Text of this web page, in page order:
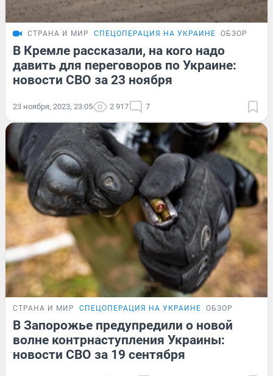
СТРАНА И МИР СПЕЦОПЕРАЦИЯ НА УКРАИНЕ ОБЗОР
В Кремле рассказали, на кого надо
давить для переговоров по Украине:
новости СВО за 23 ноября
23 ноября, 2023, 23:05 2 917 7
СТРАНА И МИР СПЕЦОПЕРАЦИЯ НА УКРАИНЕ ОБЗОР
В Запорожье предупредили о новой
волне контрнаступления Украины:
новости СВО за 19 сентября